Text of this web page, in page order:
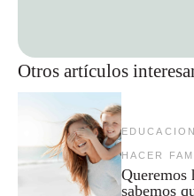
Otros artículos
EDUCACION
HACER
sabemos